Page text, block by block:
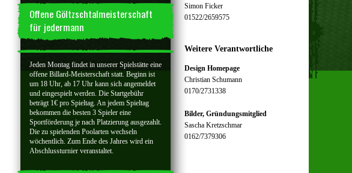
Offene Göltzschtalmeisterschaft
für jedermann
Jeden Montag findet in unserer Spielstätte eine
offene Billard-Meisterschaft statt. Beginn ist
um 18 Uhr, ab 17 Uhr kann sich angemeldet
und eingespielt werden. Die Startgebühr
beträgt 1€ pro Spieltag. An jedem Spieltag
bekommen die besten 3 Spieler eine
Sportförderung je nach Platzierung ausgezahlt.
Die zu spielenden Poolarten wechseln
wöchentlich. Zum Ende des Jahres wird ein
Abschlussturnier veranstaltet.
Simon Ficker
01522/2659575
Weitere Verantwortliche
Design Homepage
Christian Schumann
0170/2731338
Bilder, Gründungsmitglied
Sascha Kretzschmar
0162/7379306